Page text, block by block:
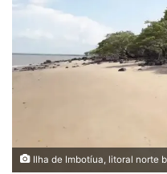
Ilha de Imbotíua, litoral norte